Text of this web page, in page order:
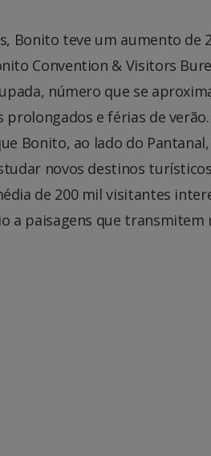
Bonito teve um aumento de
Convention & Visitors
número que se
e férias de
Bonito, ao lado do
novos destinos
de 200 mil visitantes
a paisagens que transmitem